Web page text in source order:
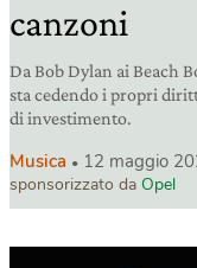
canzoni
Da Bob Dylan ai Beach
sta cedendo i propri
di investimento.
Musica 12 maggio
sponsorizzato da Opel